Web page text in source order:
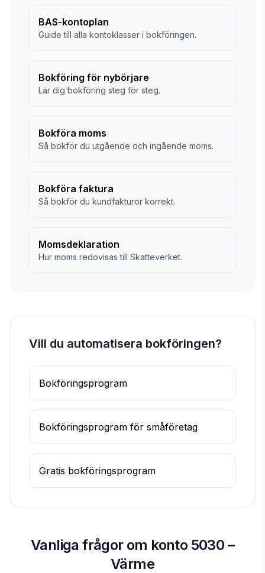
BAS-kontoplan
Guide till alla kontoklasser i bokföringen.
Bokföring för nybörjare
Lär dig bokföring steg för steg.
Bokföra moms
Så bokför du utgående och ingående moms.
Bokföra faktura
Så bokför du kundfakturor korrekt.
Momsdeklaration
Hur moms redovisas till Skatteverket.
Vill du automatisera bokföringen?
Bokföringsprogram
Bokföringsprogram för småföretag
Gratis bokföringsprogram
Vanliga frågor om konto 5030 –
Värme